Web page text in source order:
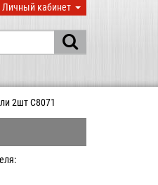
Личный кабинет
2шт C8071